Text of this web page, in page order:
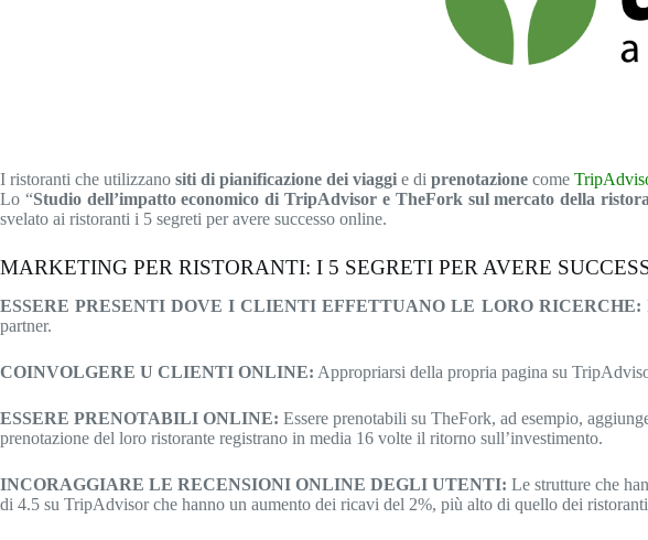
I ristoranti che utilizzano siti di pianificazione dei viaggi e di prenotazione come
Lo “Studio dell’impatto economico di TripAdvisor e TheFork sul mercato della
svelato ai ristoranti i 5 segreti per avere successo online.
MARKETING PER RISTORANTI: I 5 SEGRETI PER AVERE
ESSERE PRESENTI DOVE I CLIENTI EFFETTUANO LE LORO RICERCHE:
partner.
COINVOLGERE U CLIENTI ONLINE: Appropriarsi della propria pagina su
ESSERE PRENOTABILI ONLINE: Essere prenotabili su TheFork, ad esempio,
prenotazione del loro ristorante registrano in media 16 volte il ritorno sull’investimento.
INCORAGGIARE LE RECENSIONI ONLINE DEGLI UTENTI: Le strutture che
di 4.5 su TripAdvisor che hanno un aumento dei ricavi del 2%, più alto di quello dei